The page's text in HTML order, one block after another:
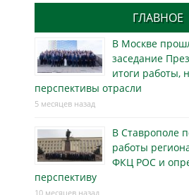
ГЛАВНОЕ
В Москве
заседание
итоги работы,
перспективы отрасли
5 месяцев назад
В Ставрополе
работы
ФКЦ РОС и
перспективу
10 месяцев назад